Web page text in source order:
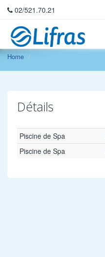
02/521.70.21
Home
Détails
Piscine de Spa
Piscine de Spa